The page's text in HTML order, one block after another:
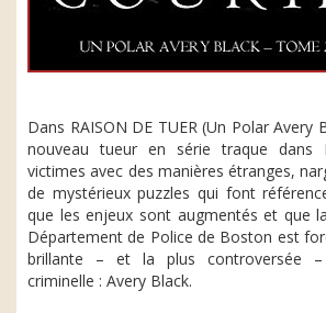
Dans RAISON DE TUER (Un Polar Avery
nouveau tueur en série traque dans
victimes avec des manières étranges,
de mystérieux puzzles qui font
que les enjeux sont augmentés et que
Département de Police de Boston est
brillante – et la plus controversée
criminelle : Avery Black.